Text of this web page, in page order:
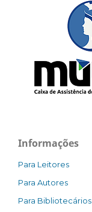
Informações
Para Leitores
Para Autores
Para Bibliotecários